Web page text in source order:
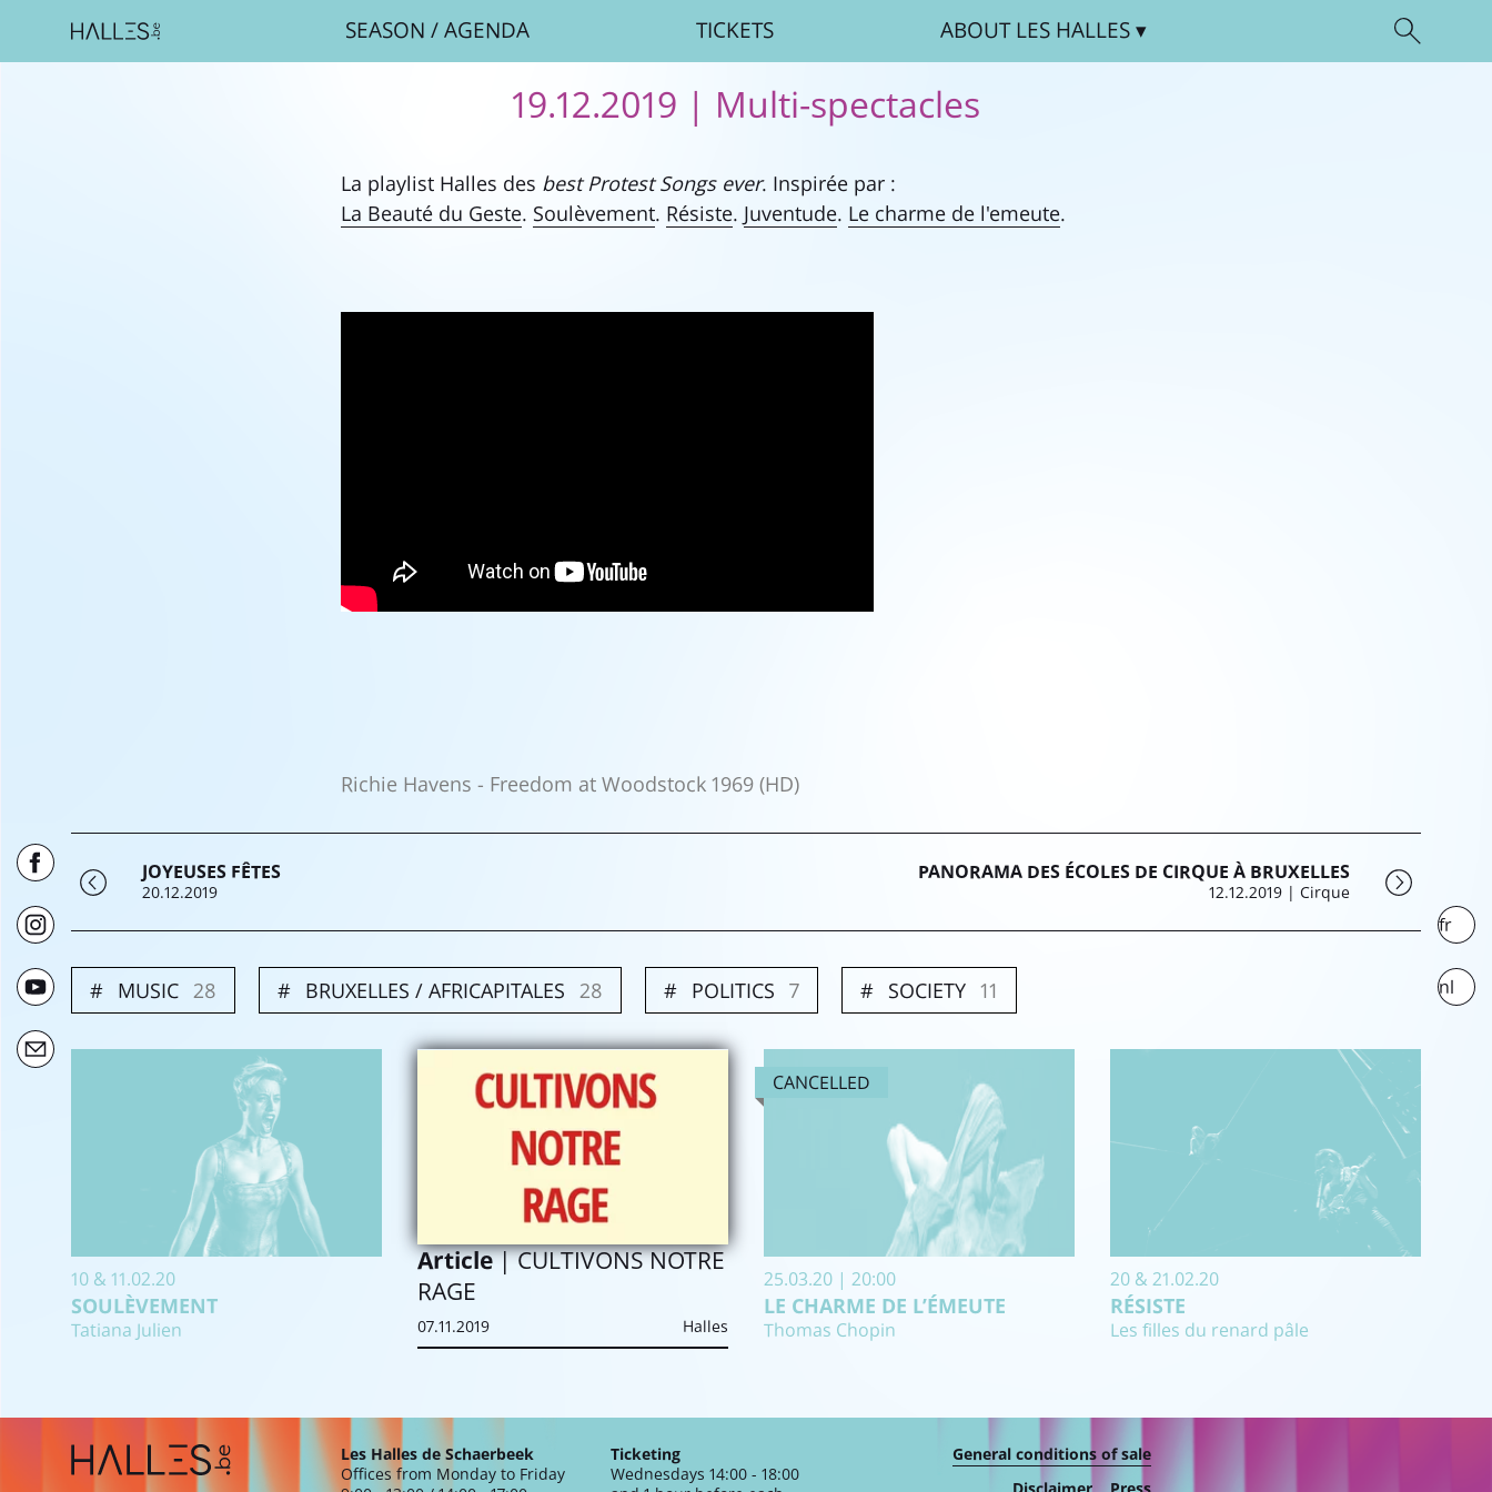
SEASON /AGENDA TICKETS ABOUTLES HALLES
19.12.2019 | Multi-spectacles
La playlist Halles des best Protest Songs ever. Inspirée par :
La Beauté du Geste. Soulèvement. Résiste. Juventude. Le charme de l'emeute.
Richie Havens - Freedom at Woodstock 1969 (HD)
JOYEUSES FÊTES
20.12.2019
PANORAMA DES ÉCOLES DE CIRQUE À BRUXELLES
12.12.2019 | Cirque
MUSIC 28 BRUXELLES / AFRICAPITALES 28 POLITICS 7 SOCIETY 11
10 & 11.02.20
SOULÈVEMENT
Tatiana Julien
Article| CULTIVONS NOTRE
RAGE
07.11.2019 Halles
CANCELLED
25.03.20 | 20:00
LE CHARME DE L’ÉMEUTE
Thomas Chopin
20 & 21.02.20
RÉSISTE
Les filles du renard pâle
Extra navigation
fr
nl
Les Halles de Schaerbeek
Offices from Monday to Friday
Ticketing
Wednesdays 14:00 - 18:00
General conditions of sale
Disclaimer
Press